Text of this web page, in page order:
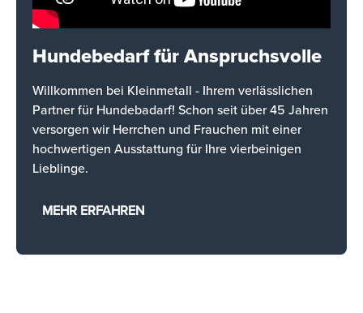
Hundebedarf für Anspruchsvolle
Willkommen bei Kleinmetall - Ihrem verlässlichen
Partner für Hundebadarf! Schon seit über 45 Jahren
versorgen wir Herrchen und Frauchen mit einer
hochwertigen Ausstattung für Ihre vierbeinigen
Lieblinge.
MEHR ERFAHREN